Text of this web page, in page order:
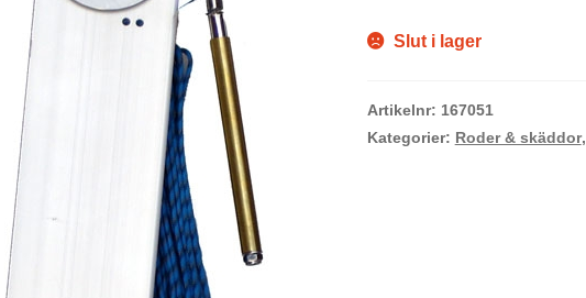
Slut i lager
Artikelnr: 167051
Kategorier: Roder & skäddor,